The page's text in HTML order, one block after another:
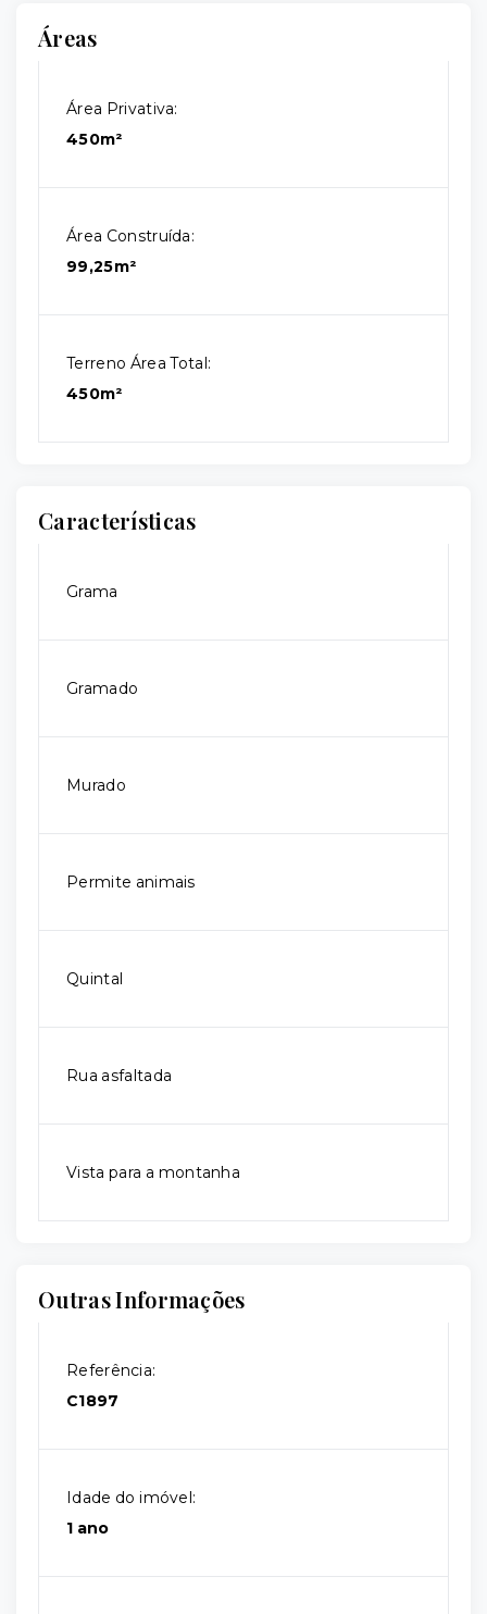
Áreas
Área Privativa:
450m²
Área Construída:
99,25m²
Terreno Área Total:
450m²
Características
Grama
Gramado
Murado
Permite animais
Quintal
Rua asfaltada
Vista para a montanha
Outras Informações
Referência:
C1897
Idade do imóvel:
1 ano